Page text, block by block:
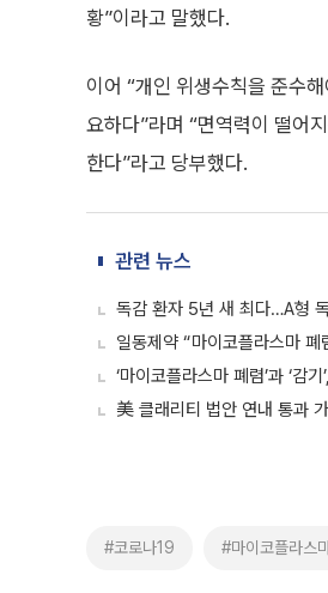
황”이라고 말했다.
이어 “개인 위생수칙을 준수
요하다”라며 “면역력이 떨어
한다”라고 당부했다.
관련 뉴스
독감 환자 5년 새 최다…A형
일동제약 “마이코플라스마
‘마이코플라스마 폐렴’과 ‘감
美 클래리티 법안 연내 통과
#코로나19 #마이코플라스